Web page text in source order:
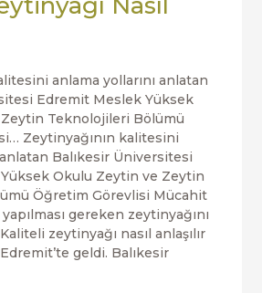
anlama yollarını anlatan
Edremit Meslek Yüksek
Teknolojileri Bölümü
Zeytinyağının kalitesini
Balıkesir Üniversitesi
Okulu Zeytin ve Zeytin
Öğretim Görevlisi Mücahit
yapılması gereken zeytinyağını
zeytinyağı nasıl anlaşılır
geldi. Balıkesir